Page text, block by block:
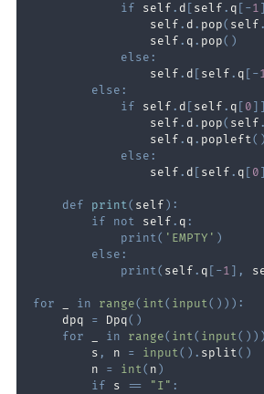
if self .d [ self . q [ -1 ]
                self
.d . pop( self .
                self
. q . pop( )
else :
                self
.d [ self . q [ -
else :
if self .d [ self . q [ 0 ] ]
                self
.d . pop( self .
                self
. q . popleft( )
else :
                self
.d [ self . q [ 0 ]
def print( self ) :
if
not self . q :
print( 'EMPTY' )
else :
print( self . q [ -1 ] ,
for in range( int( input( ) ) ) :
    dpq
= Dpq( )
for
in range( int( input( ) ) )
        s
, n = input( ) . split( )
        n
= int( n )
if s == "I" :